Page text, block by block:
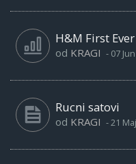
H&M First
od KRAGI - 07
Rucni satovi
od KRAGI -21